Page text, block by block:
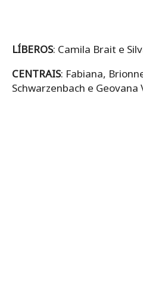
LÍBEROS: Camila Brait e
CENTRAIS: Fabiana,
Schwarzenbach e Geovana